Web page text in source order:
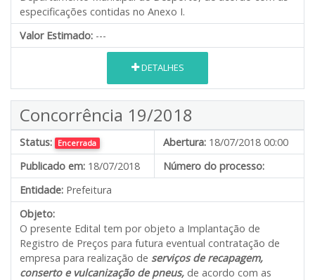
especificações contidas no Anexo I.
Valor Estimado: ---
DETALHES
Concorrência 19/2018
Status: Encerrada Abertura: 18/07/2018 00:00
Publicado em: 18/07/2018
Número do processo:
Entidade: Prefeitura
Objeto:
O presente Edital tem por objeto a Implantação de
Registro de Preços para futura eventual contratação de
empresa para realização de serviços de recapagem,
conserto e vulcanização de pneus, de acordo com as